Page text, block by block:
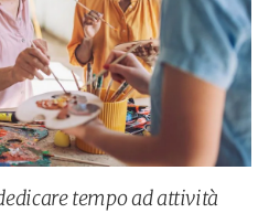
tempo ad attività